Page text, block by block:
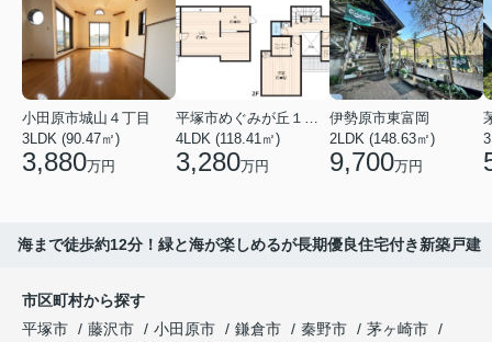
小田原市城山４丁目
3LDK (90.47㎡)
3,880万円
平塚市めぐみが丘１丁目
4LDK (118.41㎡)
3,280万円
伊勢原市東富岡
2LDK (148.63㎡)
9,700万円
海まで徒歩約12分！緑と海が楽しめるが長期優良住宅付き新築戸建
市区町村から探す
平塚市
藤沢市 小田原市 鎌倉市 秦野市
茅ヶ崎市